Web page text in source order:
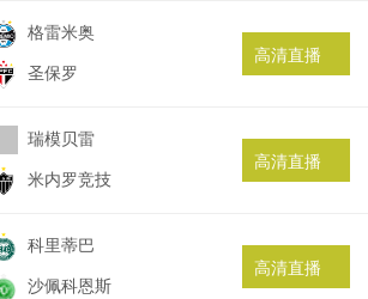
格雷米奥
圣保罗
高清直播
瑞模贝雷
米内罗竞技
高清直播
科里蒂巴
沙佩科恩斯
高清直播